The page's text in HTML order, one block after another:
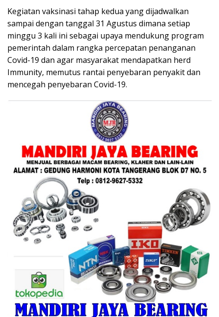
Kegiatan vaksinasi tahap kedua yang dijadwalkan
sampai dengan tanggal 31 Agustus dimana setiap
minggu 3 kali ini sebagai upaya mendukung program
pemerintah dalam rangka percepatan penanganan
Covid-19 dan agar masyarakat mendapatkan herd
Immunity, memutus rantai penyebaran penyakit dan
mencegah penyebaran Covid-19.